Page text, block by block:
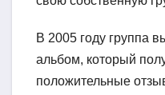
В 2005 году группа
альбом, который
положительные